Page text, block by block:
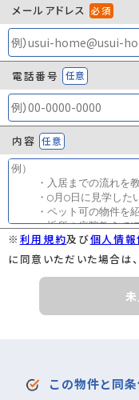
メールアドレス 必須
電話番号 任意
内容 任意
※ 利用規約及び個人情
に同意いただいた場合は
この物件と同